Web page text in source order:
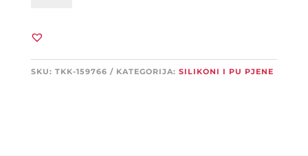
ljepilo
količina
SKU: TKK-159766 KATEGORIJA: SILIKONI I PU PJENE